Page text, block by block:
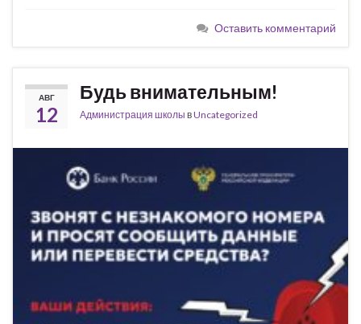
Оставить комментарий
АВГ
12
Будь внимательным!
Администрация школы вUncategorized